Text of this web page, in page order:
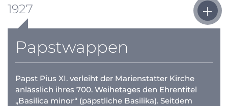
1927
Papstwappen
Papst Pius XI. verleiht der Marienstatter Kirche
anlässlich ihres 700. Weihetages den Ehrentitel
„Basilica minor“ (päpstliche Basilika). Seitdem